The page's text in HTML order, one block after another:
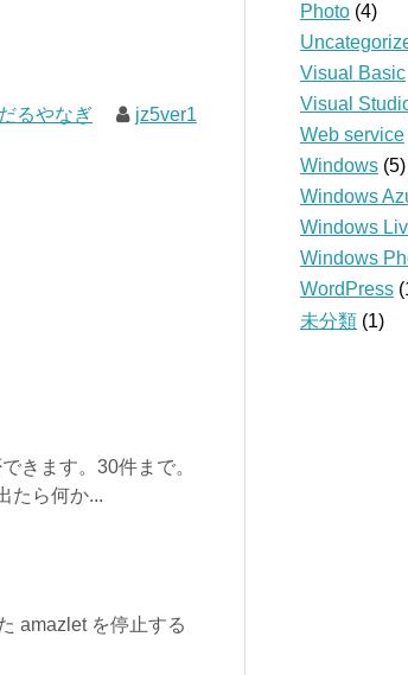
だるやなぎ jz5ver1
きます。30件まで。
たら何か...
amazlet を停止する
Photo (4)
Visual Basic
Visual
Web service
Windows (5)
Windows
Windows
Windows
WordPress
未分類 (1)